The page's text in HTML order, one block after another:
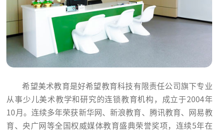
希望美术教育是好希望教育科技有限责任公司旗下专业
从事少儿美术教学和研究的连锁教育机构，成立于2004年
10月。连续多年荣获新华网、新浪教育、腾讯教育、网易教
育、央广网等全国权威媒体教育盛典荣誉奖项，连续5年在